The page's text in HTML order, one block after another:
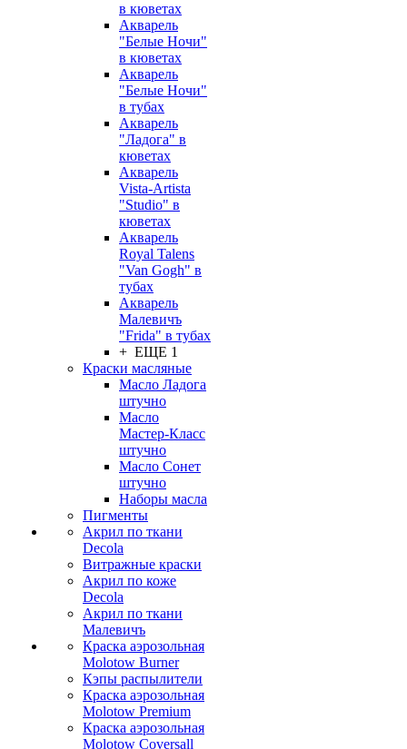
в кюветах
Акварель
"Белые Ночи"
в кюветах
Акварель
"Белые Ночи"
в тубах
Акварель
"Ладога" в
кюветах
Акварель
Vista-Artista
"Studio" в
кюветах
Акварель
Royal Talens
"Van Gogh" в
тубах
Акварель
Малевичъ
"Frida" в тубах
+ ЕЩЕ 1
Краски масляные
Масло Ладога
штучно
Масло
Мастер-Класс
штучно
Масло Сонет
штучно
Наборы масла
Пигменты
Акрил по ткани
Decola
Витражные краски
Акрил по коже
Decola
Акрил по ткани
Малевичъ
Краска аэрозольная
Molotow Burner
Кэпы распылители
Краска аэрозольная
Molotow Premium
Краска аэрозольная
Molotow Coversall